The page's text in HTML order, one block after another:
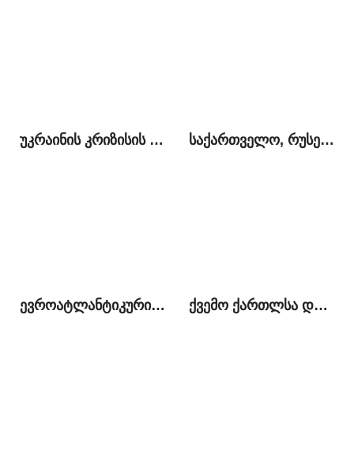
უკრაინის კრიზისის კონტექსტუალიზაცია ქართულ პოლიტიკაში საქართველო, რუსეთი და ჩრდილოეთ კავკასია: ოპტიმალური პოლიტიკის ძიებაში
ევროატლანტიკური სკეპტიციზმი ქართულ საზოგადოებრივ-პოლიტიკურ სივრცეში ქვემო ქართლსა და სამცხე-ჯავახეთში არსებული პრობლემები და ადგილობრივი მოსახლეობის საგარეო პოლიტიკური პრეფერენციები